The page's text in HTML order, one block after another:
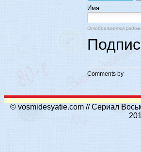
Имя
Отображается
Comments by
© vosmidesyatie.com // Сериал